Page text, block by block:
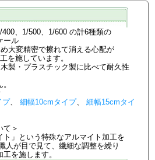
、1/500、1/600 の計6種類の
ール
大変精密で擦れて消える心配が
を施しています。
製・プラスチック製に比べて耐久性
プ、細幅10cmタイプ、細幅15cmタイ
て＞
」という特殊なアルマイト加工を
が目で見て、繊細な調整を繰り
を施します。